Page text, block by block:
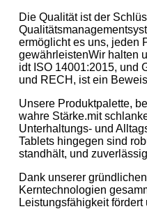
Die Qualität ist der
ermöglicht es uns, jeden
gewährleistenWir halten
idt ISO 14001:2015, und
und RECH, ist ein
Unsere Produktpalette,
wahre Stärke.mit
Unterhaltungs- und
Tablets hingegen sind
standhält, und
Dank unserer
Kerntechnologien
Leistungsfähigkeit